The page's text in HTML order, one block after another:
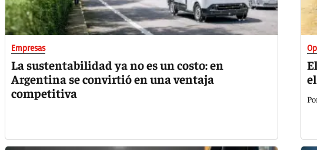
Empresas
La sustentabilidad ya no es un costo: en
Argentina se convirtió en una ventaja
competitiva